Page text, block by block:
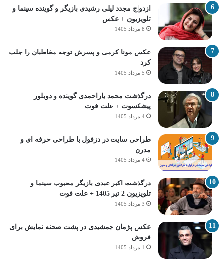
ازدواج مجدد لیلی رشیدی بازیگر و گوینده سینما و
تلویزیون + عکس
8 مرداد 1405
عکس مونا کرمی و پسرش توجه مخاطبان را جلب
کرد
5 مرداد 1405
درگذشت محمد یاراحمدی گوینده و دوبلور
پیشکسوت + علت فوت
4 مرداد 1405
طراحی سایت در دزفول با طراحی حرفه‌ ای و
مدرن
4 مرداد 1405
درگذشت اکبر عبدی بازیگر محبوب سینما و
تلویزیون 2 تیر 1405 + علت فوت
3 مرداد 1405
عکس پژمان جمشیدی در پشت صحنه نمایش برای
فروش
1 مرداد 1405